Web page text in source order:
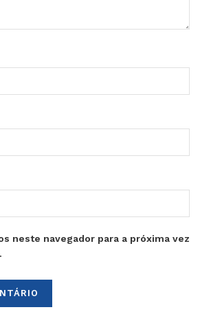
neste navegador para a próxima vez